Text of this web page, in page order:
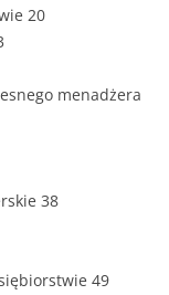
20
menadżera
38
49